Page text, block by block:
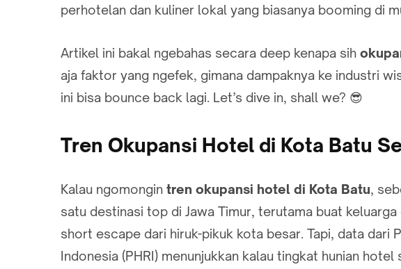
perhotelan dan kuliner lokal yang biasanya booming di
Artikel ini bakal ngebahas secara deep kenapa sih
aja faktor yang ngefek, gimana dampaknya ke industri
ini bisa bounce back lagi. Let’s dive in, shall we? 😎
Tren Okupansi Hotel di Kota Batu
Kalau ngomongin tren okupansi hotel di Kota Batu,
satu destinasi top di Jawa Timur, terutama buat
short escape dari hiruk-pikuk kota besar. Tapi, data dari
Indonesia (PHRI) menunjukkan kalau tingkat hunian